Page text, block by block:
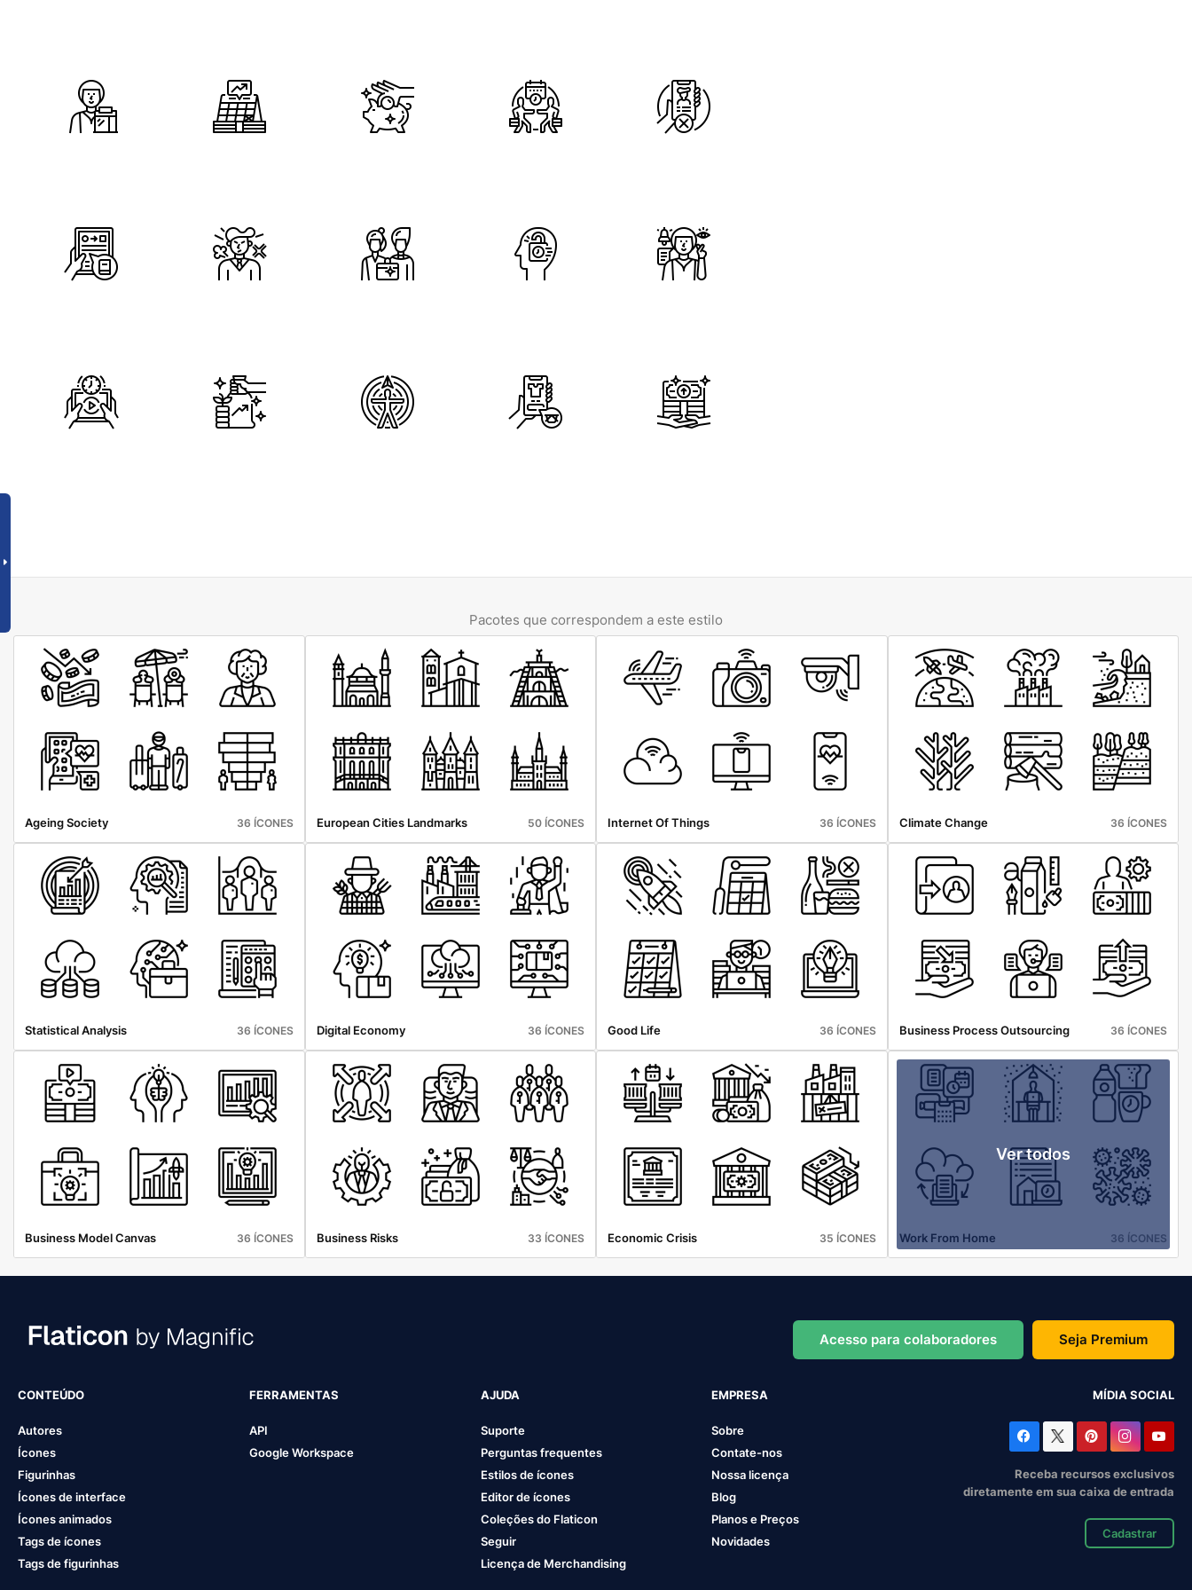
Pacotes que correspondem a este estilo
Ageing Society 36 ÍCONES European Cities Landmarks 50 ÍCONES Internet Of Things 36 ÍCONES Climate Change 36 ÍCONES
Statistical Analysis 36 ÍCONES Digital Economy 36 ÍCONES Good Life 36 ÍCONES Business Process Outsourcing 36 ÍCONES
Business Model Canvas 36 ÍCONES Business Risks 33 ÍCONES Economic Crisis 35 ÍCONES
Ver todos
Work From Home 36 ÍCONES
Acesso para colaboradores Seja Premium
CONTEÚDO
Autores
Ícones
Figurinhas
Ícones de interface
Ícones animados
Tags de ícones
Tags de figurinhas
FERRAMENTAS
API
Google Workspace
AJUDA
Suporte
Perguntas frequentes
Estilos de ícones
Editor de ícones
Coleções do Flaticon
Seguir
Licença de Merchandising
EMPRESA
Sobre
Contate-nos
Nossa licença
Blog
Planos e Preços
Novidades
MÍDIA SOCIAL
Receba recursos exclusivos
diretamente em sua caixa de entrada
Cadastrar